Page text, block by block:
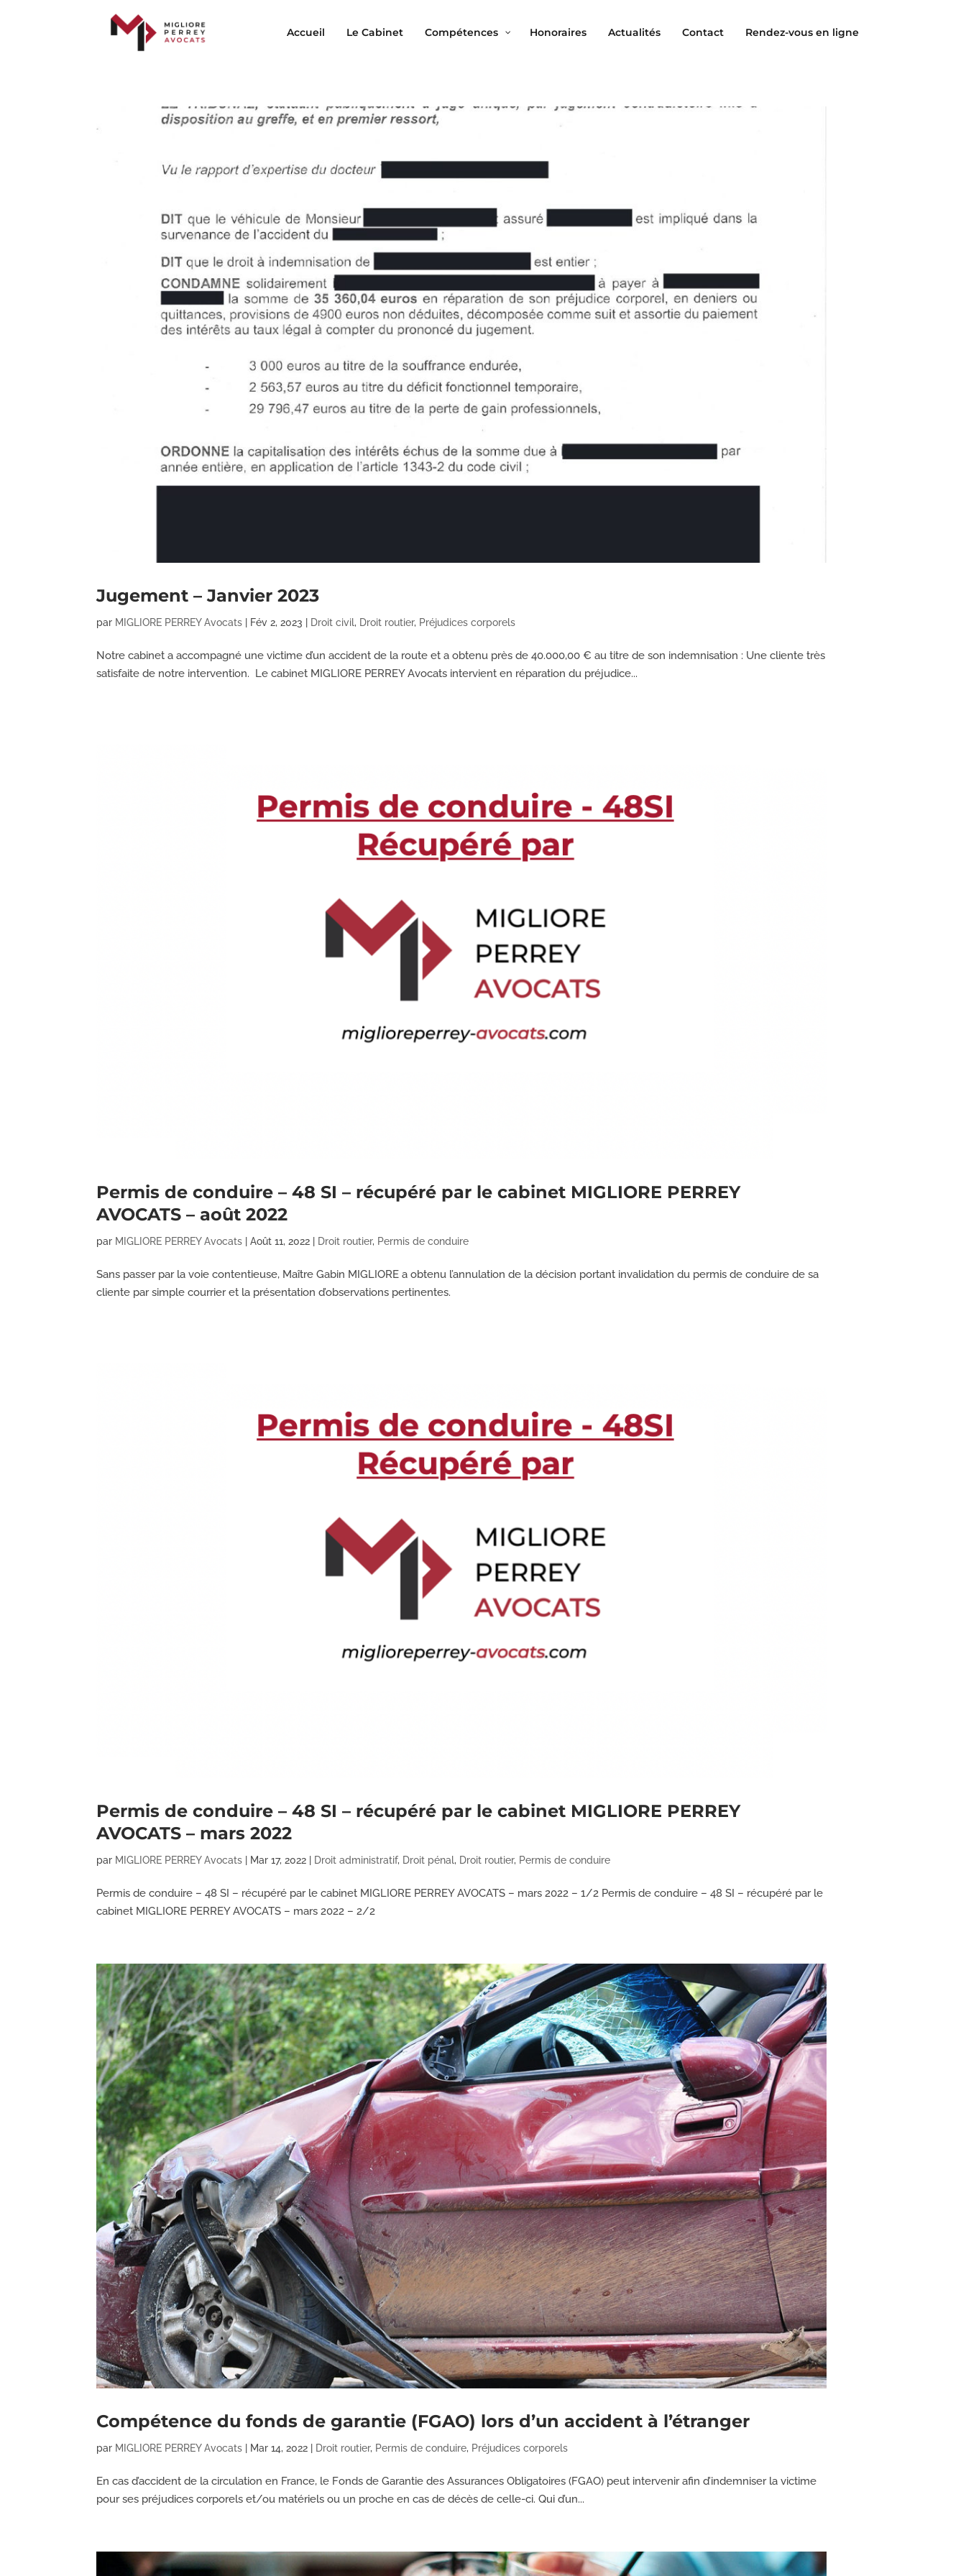
Accueil Le Cabinet Compétences Honoraires Actualités Contact Rendez-vous en ligne
Jugement – Janvier 2023
par MIGLIORE PERREY Avocats Fév 2, 2023 Droit civil, Droit routier, Préjudices corporels
Notre cabinet a accompagné une victime d’un accident de la route et a obtenu près de 40.000,00 € au titre de son indemnisation : Une cliente très
satisfaite de notre intervention. Le cabinet MIGLIORE PERREY Avocats intervient en réparation du préjudice...
Permis de conduire – 48 SI – récupéré par le cabinet MIGLIORE PERREY
AVOCATS – août 2022
par MIGLIORE PERREY Avocats |Août 11, 2022 Droit routier, Permis de conduire
Sans passer par la voie contentieuse, Maître Gabin MIGLIORE a obtenu l’annulation de la décision portant invalidation du permis de conduire de sa
cliente par simple courrier et la présentation d’observations pertinentes.
Permis de conduire – 48 SI – récupéré par le cabinet MIGLIORE PERREY
AVOCATS – mars 2022
par MIGLIORE PERREY Avocats Mar 17, 2022 Droit administratif, Droit pénal, Droit routier, Permis de conduire
Permis de conduire – 48 SI – récupéré par le cabinet MIGLIORE PERREY AVOCATS – mars 2022 – 1/2 Permis de conduire – 48 SI – récupéré par le
cabinet MIGLIORE PERREY AVOCATS – mars 2022 – 2/2
Compétence du fonds de garantie (FGAO) lors d’un accident à l’étranger
par MIGLIORE PERREY Avocats Mar 14, 2022 Droit routier, Permis de conduire, Préjudices corporels
En cas d’accident de la circulation en France, le Fonds de Garantie des Assurances Obligatoires (FGAO) peut intervenir afin d’indemniser la victime
pour ses préjudices corporels et/ou matériels ou un proche en cas de décès de celle-ci. Qui d’un...